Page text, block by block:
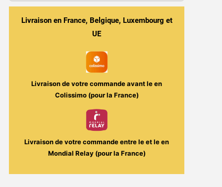
Flakes
Livraison en France, Belgique, Luxembourg et
UE
Livraison de votre commande avant leen
Colissimo (pour la France)
Livraison de votre commande entre leet leen
Mondial Relay (pour la France)